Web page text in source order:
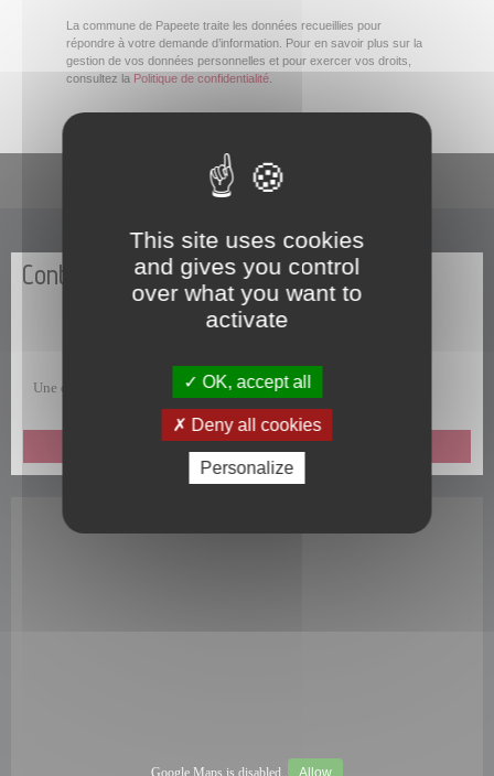
La commune de Papeete traite les données recueillies pour
répondre à votre demande d’information. Pour en savoir plus sur la
gestion de vos données personnelles et pour exercer vos droits,
consultez la Politique de confidentialité
En un clic
Contactez-nous
Une question, une remarque, une suggestion, un commentaire ?
ENVOYEZ-NOUS UN MESSAGE
Google Maps is disabled. Allow
This site uses cookies
and gives you control
over what you want to
activate
OK, accept all
Deny all cookies
Personalize